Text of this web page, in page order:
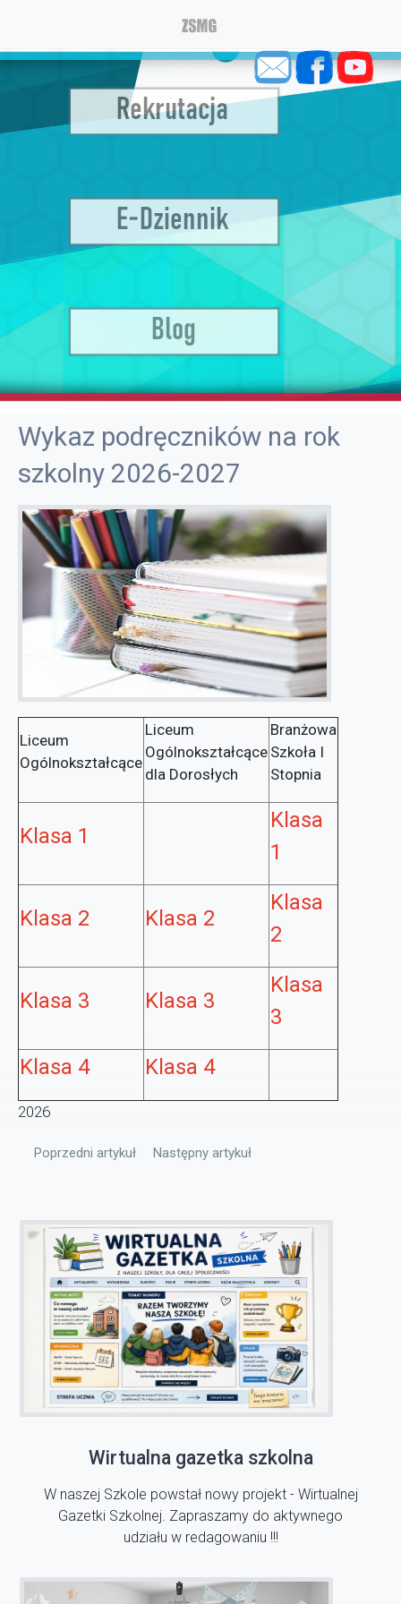
Wykaz podręczników na rok
szkolny 2026-2027
Liceum
Ogólnokształcące
Liceum
Ogólnokształcące
dla Dorosłych
Branżowa
Szkoła I
Stopnia
Klasa 1
Klasa
1
Klasa 2 Klasa 2
Klasa
2
Klasa 3 Klasa 3
Klasa
3
Klasa 4
Klasa 4
2026
Poprzedni artykuł: Rozpoczęcie roku szkolnego 2023/2024
Poprzedni artykuł Następny artykuł: Wykaz podręczników
Następny artykuł
Wirtualna gazetka szkolna
W naszej Szkole powstał nowy projekt - Wirtualnej
Gazetki Szkolnej. Zapraszamy do aktywnego
udziału w redagowaniu !!!